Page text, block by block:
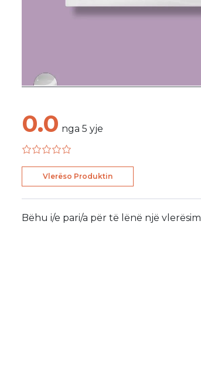
0.0 nga 5 yje
Vlerëso Produktin
Bëhu i/e pari/a për të lënë një vlerësim